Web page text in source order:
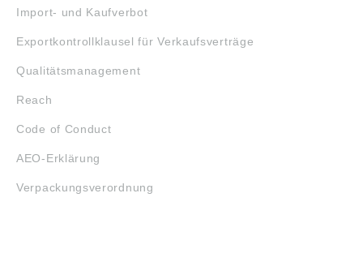
Import- und Kaufverbot
Exportkontrollklausel für Verkaufsverträge
Qualitätsmanagement
Reach
Code of Conduct
AEO-Erklärung
Verpackungsverordnung